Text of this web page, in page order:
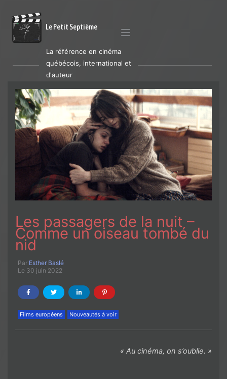
Le Petit Septième
La référence en cinéma
québécois, international et
d'auteur
Les passagers de la nuit –
Comme un oiseau tombé du
nid
Par Esther Baslé
Le 30 juin 2022
Films européens Nouveautés à voir
« Au cinéma, on s’oublie. »